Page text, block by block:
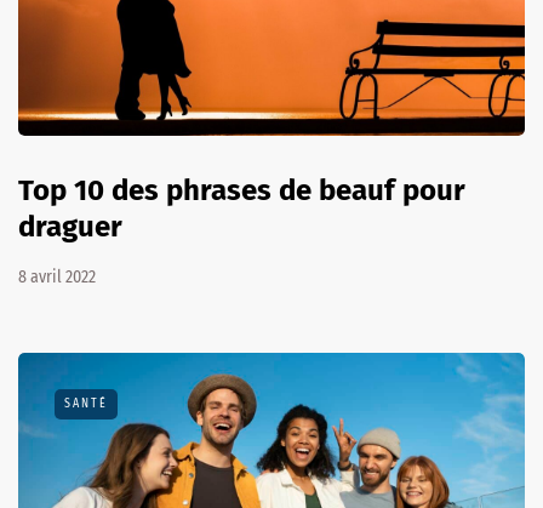
Top 10 des phrases de beauf pour
draguer
8 avril 2022
SANTÉ